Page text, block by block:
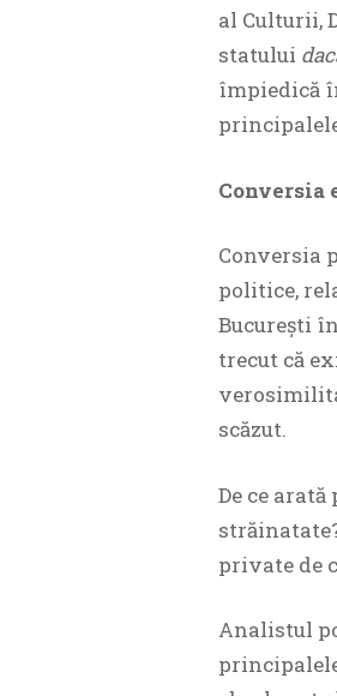
al Culturii,
statului
împiedică
Conversia
Conversia
politice,
Bucureşti
trecut că
scăzut.
De ce
private de
Analistul